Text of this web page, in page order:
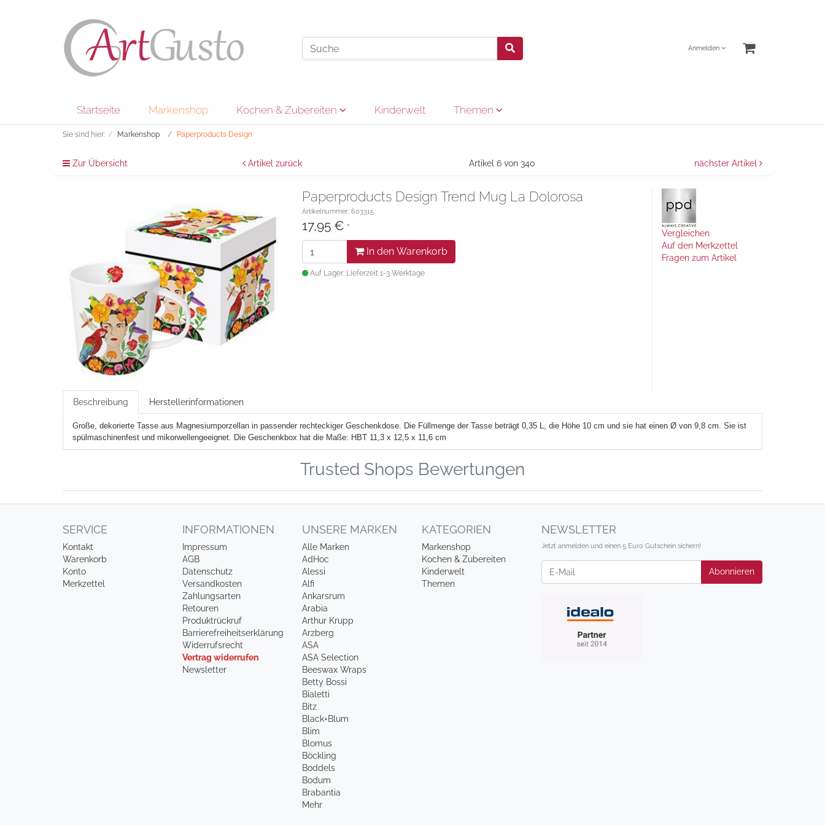
Anmelden
Startseite Markenshop Kochen & Zubereiten Kinderwelt Themen
Sie sind hier: Markenshop Paperproducts Design
Zur Übersicht Artikel zurück Artikel 6 von 340 nächster Artikel
Paperproducts Design Trend Mug La Dolorosa
Artikelnummer: 603315
17,95 € *
In den Warenkorb
Auf Lager: Lieferzeit 1-3 Werktage
Vergleichen
Auf den Merkzettel
Fragen zum Artikel
Beschreibung Herstellerinformationen
Große, dekorierte Tasse aus Magnesiumporzellan in passender rechteckiger Geschenkdose. Die Füllmenge der Tasse beträgt 0,35 L, die Höhe 10 cm und sie hat einen Ø von 9,8 cm. Sie ist
spülmaschinenfest und mikorwellengeeignet. Die Geschenkbox hat die Maße: HBT 11,3 x 12,5 x 11,6 cm
Trusted Shops Bewertungen
SERVICE
Kontakt
Warenkorb
Konto
Merkzettel
INFORMATIONEN
Impressum
AGB
Datenschutz
Versandkosten
Zahlungsarten
Retouren
Produktrückruf
Barrierefreiheitserklärung
Widerrufsrecht
Vertrag widerrufen
Newsletter
UNSERE MARKEN
Alle Marken
AdHoc
Alessi
Alfi
Ankarsrum
Arabia
Arthur Krupp
Arzberg
ASA
ASA Selection
Beeswax Wraps
Betty Bossi
Bialetti
Bitz
Black+Blum
Blim
Blomus
Böckling
Boddels
Bodum
Brabantia
Mehr
KATEGORIEN
Markenshop
Kochen & Zubereiten
Kinderwelt
Themen
NEWSLETTER
Jetzt anmelden und einen 5 Euro Gutschein sichern!
Newsletter
Abonnieren